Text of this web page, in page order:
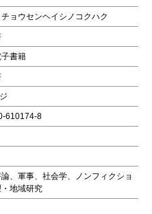
ョウセンヘイシノコクハク
書籍
610174-8
、軍事、社会学、ノンフィクショ
地域研究